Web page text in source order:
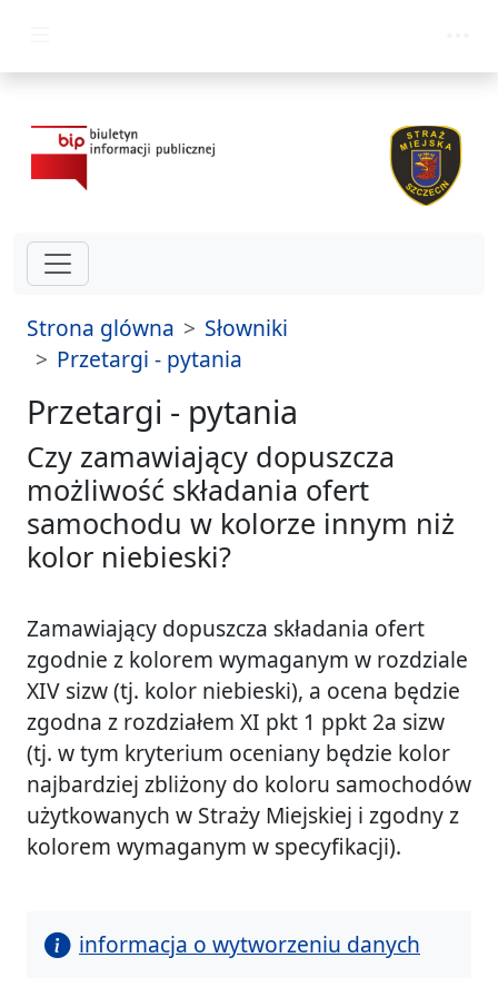
Strona glówna
Słowniki
Przetargi - pytania
Przetargi - pytania
Czy zamawiający dopuszcza
możliwość składania ofert
samochodu w kolorze innym niż
kolor niebieski?
Zamawiający dopuszcza składania ofert
zgodnie z kolorem wymaganym w rozdziale
XIV sizw (tj. kolor niebieski), a ocena będzie
zgodna z rozdziałem XI pkt 1 ppkt 2a sizw
(tj. w tym kryterium oceniany będzie kolor
najbardziej zbliżony do koloru samochodów
użytkowanych w Straży Miejskiej i zgodny z
kolorem wymaganym w specyfikacji).
informacja o wytworzeniu danych